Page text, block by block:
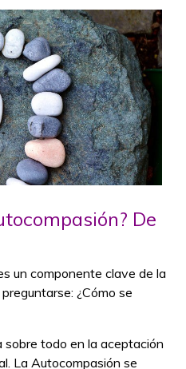
De
un componente clave de la
¿Cómo se
sobre todo en la aceptación
La Autocompasión se